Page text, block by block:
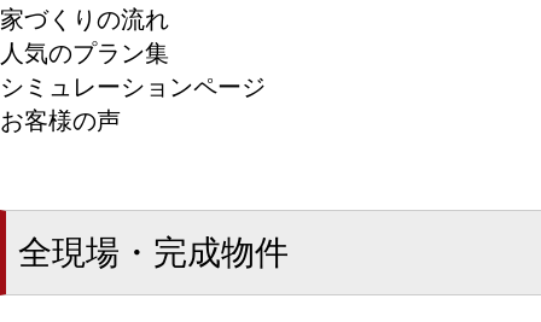
家づくりの流れ
人気のプラン集
シミュレーションページ
お客様の声
全現場・完成物件